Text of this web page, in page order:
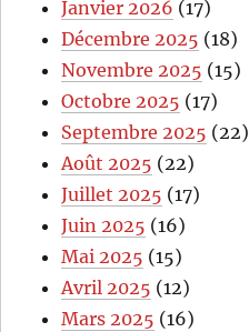
Janvier 2026 (17)
Décembre 2025 (18)
Novembre 2025 (15)
Octobre 2025 (17)
Septembre 2025 (22)
Août 2025 (22)
Juillet 2025 (17)
Juin 2025 (16)
Mai 2025 (15)
Avril 2025 (12)
Mars 2025 (16)